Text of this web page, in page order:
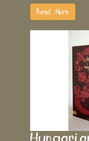
Read More